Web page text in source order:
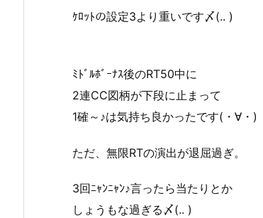
ｹﾛｯﾄの設定3より重いです〆(.. )
ﾐﾄﾞﾙﾎﾞｰﾅｽ後のRT50中に
2連CC図柄が下段に止まって
1確～♪は気持ち良かったです(・∀・)
ただ、無限RTの演出が退屈過ぎ。
3回ﾆｬﾝﾆｬﾝ♪言ったら当たりとか
しょうもな過ぎる〆(.. )